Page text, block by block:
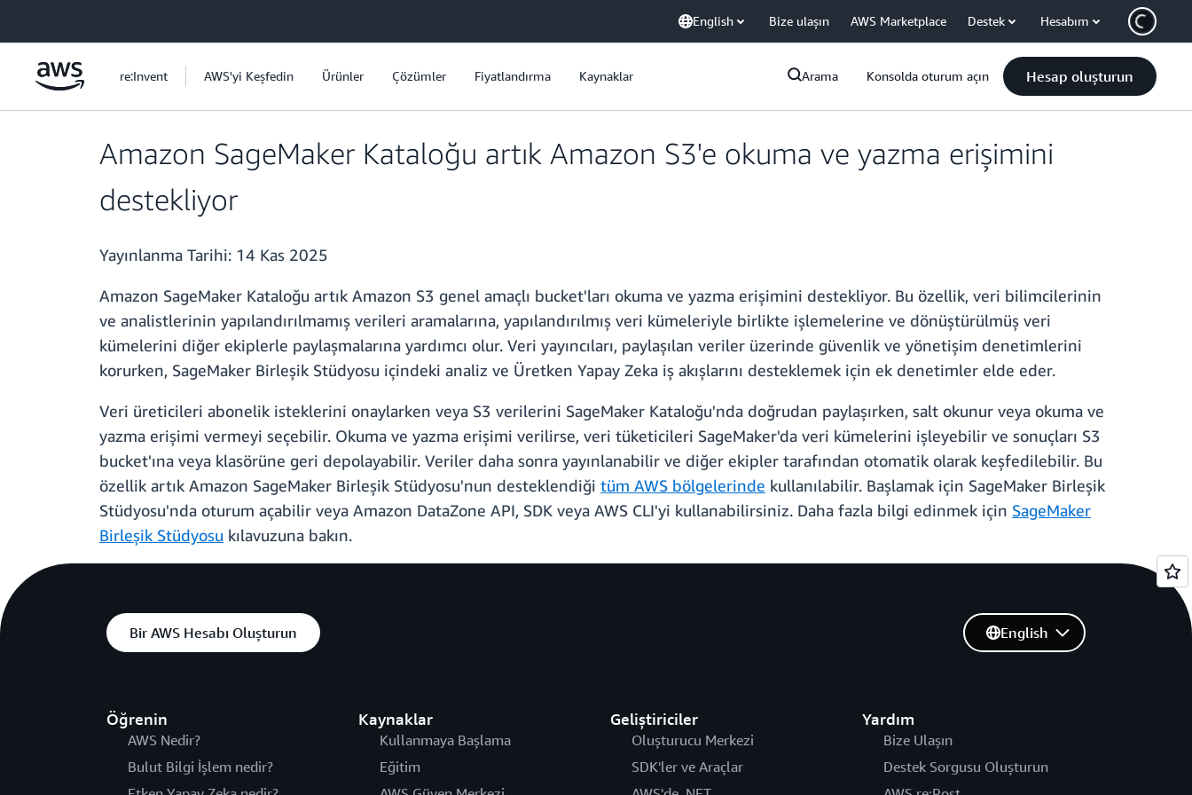
English Bize ulaşın AWS Marketplace Destek Hesabım
re:Invent AWS'yi Keşfedin Ürünler Çözümler Fiyatlandırma Kaynaklar Arama Konsolda oturum açın Hesap oluşturun
Amazon SageMaker Kataloğu artık Amazon S3'e okuma ve yazma erişimini
destekliyor
Yayınlanma Tarihi: 14 Kas 2025
Amazon SageMaker Kataloğu artık Amazon S3 genel amaçlı bucket'ları okuma ve yazma erişimini destekliyor. Bu özellik, veri bilimcilerinin
ve analistlerinin yapılandırılmamış verileri aramalarına, yapılandırılmış veri kümeleriyle birlikte işlemelerine ve dönüştürülmüş veri
kümelerini diğer ekiplerle paylaşmalarına yardımcı olur. Veri yayıncıları, paylaşılan veriler üzerinde güvenlik ve yönetişim denetimlerini
korurken, SageMaker Birleşik Stüdyosu içindeki analiz ve Üretken Yapay Zeka iş akışlarını desteklemek için ek denetimler elde eder.
Veri üreticileri abonelik isteklerini onaylarken veya S3 verilerini SageMaker Kataloğu'nda doğrudan paylaşırken, salt okunur veya okuma ve
yazma erişimi vermeyi seçebilir. Okuma ve yazma erişimi verilirse, veri tüketicileri SageMaker'da veri kümelerini işleyebilir ve sonuçları S3
bucket'ına veya klasörüne geri depolayabilir. Veriler daha sonra yayınlanabilir ve diğer ekipler tarafından otomatik olarak keşfedilebilir. Bu
özellik artık Amazon SageMaker Birleşik Stüdyosu'nun desteklendiği tüm AWS bölgelerinde kullanılabilir. Başlamak için SageMaker Birleşik
Stüdyosu'nda oturum açabilir veya Amazon DataZone API, SDK veya AWS CLI'yi kullanabilirsiniz. Daha fazla bilgi edinmek için SageMaker
Birleşik Stüdyosu kılavuzuna bakın.
Bir AWS Hesabı Oluşturun
Öğrenin
AWS Nedir?
Bulut Bilgi İşlem nedir?
Kaynaklar
Kullanmaya Başlama
Eğitim
Geliştiriciler
Oluşturucu Merkezi
SDK'ler ve Araçlar
Yardım
Bize Ulaşın
Destek Sorgusu Oluşturun
English